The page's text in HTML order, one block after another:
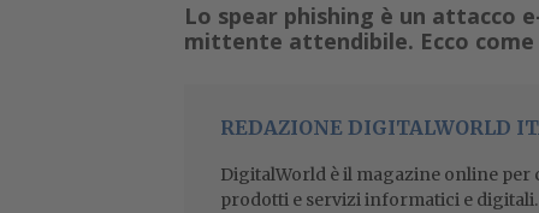
Lo spear phishing è un attacco
mittente attendibile. Ecco
REDAZIONE DIGITALWORLD
DigitalWorld è il magazine online per
prodotti e servizi informatici e